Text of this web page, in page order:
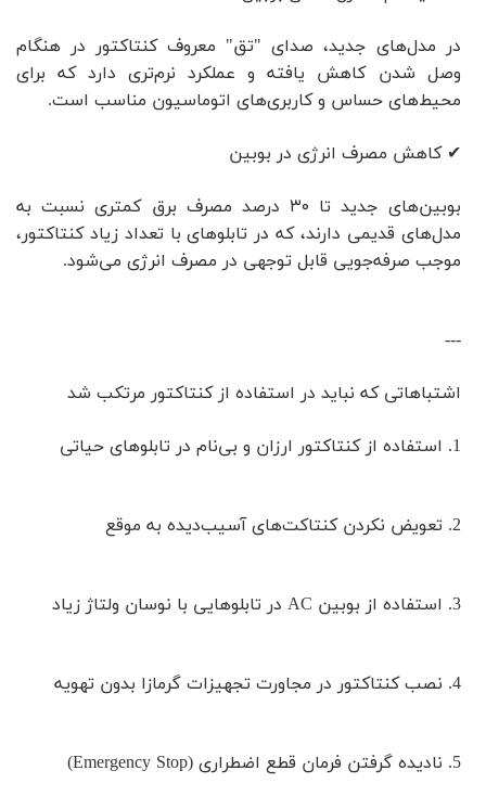
در مدل‌های جدید، صدای "تق" معروف کنتاکتور در هنگام
وصل شدن کاهش یافته و عملکرد نرم‌تری دارد که برای
محیط‌های حساس و کاربری‌های اتوماسیون مناسب است.
✔ کاهش مصرف انرژی در بوبین
بوبین‌های جدید تا ۳۰ درصد مصرف برق کمتری نسبت به
مدل‌های قدیمی دارند، که در تابلوهای با تعداد زیاد کنتاکتور،
موجب صرفه‌جویی قابل توجهی در مصرف انرژی می‌شود.
---
اشتباهاتی که نباید در استفاده از کنتاکتور مرتکب شد
1. استفاده از کنتاکتور ارزان و بی‌نام در تابلوهای حیاتی
2. تعویض نکردن کنتاکت‌های آسیب‌دیده به موقع
3. استفاده از بوبین AC در تابلوهایی با نوسان ولتاژ زیاد
4. نصب کنتاکتور در مجاورت تجهیزات گرمازا بدون تهویه
5. نادیده گرفتن فرمان قطع اضطراری (Emergency Stop)